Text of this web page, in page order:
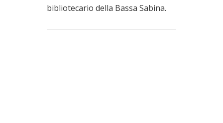
bibliotecario della Bassa Sabina.